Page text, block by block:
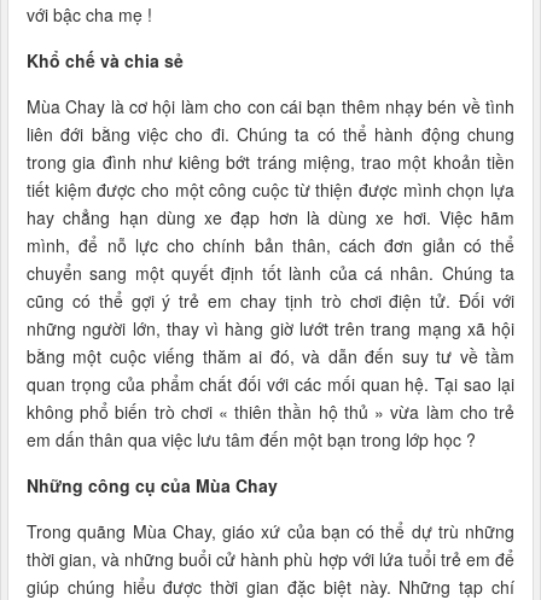
với bậc cha mẹ !
Khổ chế và chia sẻ
Mùa Chay là cơ hội làm cho con cái bạn thêm nhạy bén về tình
liên đới bằng việc cho đi. Chúng ta có thể hành động chung
trong gia đình như kiêng bớt tráng miệng, trao một khoản tiền
tiết kiệm được cho một công cuộc từ thiện được mình chọn lựa
hay chẳng hạn dùng xe đạp hơn là dùng xe hơi. Việc hãm
mình, để nỗ lực cho chính bản thân, cách đơn giản có thể
chuyển sang một quyết định tốt lành của cá nhân. Chúng ta
cũng có thể gợi ý trẻ em chay tịnh trò chơi điện tử. Đối với
những người lớn, thay vì hàng giờ lướt trên trang mạng xã hội
bằng một cuộc viếng thăm ai đó, và dẫn đến suy tư về tầm
quan trọng của phẩm chất đối với các mối quan hệ. Tại sao lại
không phổ biến trò chơi « thiên thần hộ thủ » vừa làm cho trẻ
em dấn thân qua việc lưu tâm đến một bạn trong lớp học ?
Những công cụ của Mùa Chay
Trong quãng Mùa Chay, giáo xứ của bạn có thể dự trù những
thời gian, và những buổi cử hành phù hợp với lứa tuổi trẻ em để
giúp chúng hiểu được thời gian đặc biệt này. Những tạp chí